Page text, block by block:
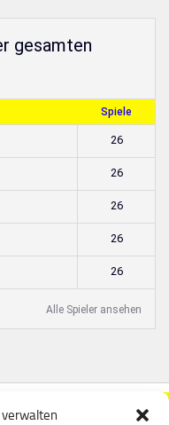
gesamten
Spiele
26
26
26
26
26
Alle Spieler ansehen